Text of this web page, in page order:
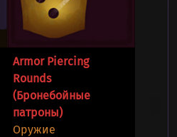
Armor Piercing
Rounds
(Бронебойные
патроны)
Оружие